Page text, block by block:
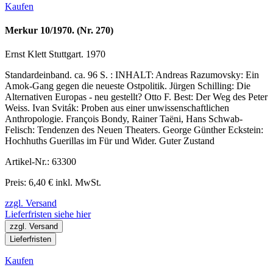
Kaufen
Merkur 10/1970. (Nr. 270)
Ernst Klett Stuttgart. 1970
Standardeinband. ca. 96 S. : INHALT: Andreas Razumovsky: Ein
Amok-Gang gegen die neueste Ostpolitik. Jürgen Schilling: Die
Alternativen Europas - neu gestellt? Otto F. Best: Der Weg des Peter
Weiss. Ivan Sviták: Proben aus einer unwissenschaftlichen
Anthropologie. François Bondy, Rainer Taëni, Hans Schwab-
Felisch: Tendenzen des Neuen Theaters. George Günther Eckstein:
Hochhuths Guerillas im Für und Wider. Guter Zustand
Artikel-Nr.: 63300
Preis: 6,40 € inkl. MwSt.
zzgl. Versand
Lieferfristen siehe hier
zzgl. Versand
Lieferfristen
Kaufen